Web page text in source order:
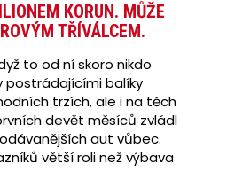
KORUN. MŮŽE
TŘÍVÁLCEM.
to od ní skoro nikdo
postrádajícími balíky
trzích, ale i na těch
devět měsíců zvládl
aut vůbec.
větší roli než výbava